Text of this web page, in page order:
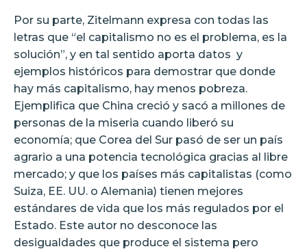
Por su parte, Zitelmann expresa con todas las
letras que “el capitalismo no es el problema, es la
solución”, y en tal sentido aporta datos y
ejemplos históricos para demostrar que donde
hay más capitalismo, hay menos pobreza.
Ejemplifica que China creció y sacó a millones de
personas de la miseria cuando liberó su
economía; que Corea del Sur pasó de ser un país
agrario a una potencia tecnológica gracias al libre
mercado; y que los países más capitalistas (como
Suiza, EE. UU. o Alemania) tienen mejores
estándares de vida que los más regulados por el
Estado. Este autor no desconoce las
desigualdades que produce el sistema pero